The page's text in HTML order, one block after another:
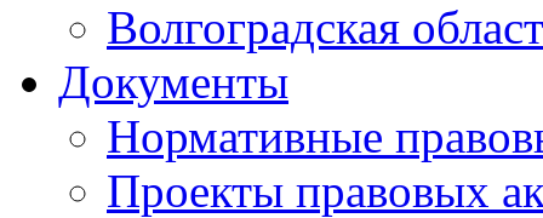
Волгоградская
Документы
Нормативные
Проекты правовых